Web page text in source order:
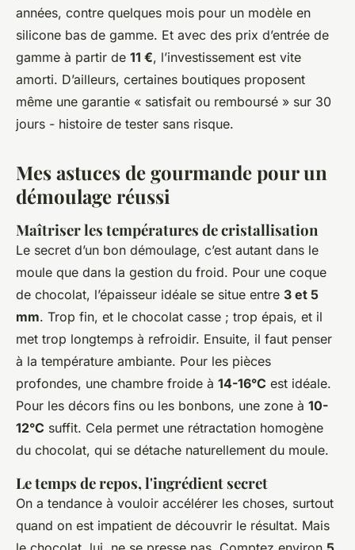
années, contre quelques mois pour un modèle en
silicone bas de gamme. Et avec des prix d’entrée de
gamme à partir de 11 €, l’investissement est vite
amorti. D’ailleurs, certaines boutiques proposent
même une garantie « satisfait ou remboursé » sur 30
jours - histoire de tester sans risque.
Mes astuces de gourmande pour un
démoulage réussi
Maîtriser les températures de cristallisation
Le secret d’un bon démoulage, c’est autant dans le
moule que dans la gestion du froid. Pour une coque
de chocolat, l’épaisseur idéale se situe entre 3 et 5
mm. Trop fin, et le chocolat casse ; trop épais, et il
met trop longtemps à refroidir. Ensuite, il faut penser
à la température ambiante. Pour les pièces
profondes, une chambre froide à 14-16°C est idéale.
Pour les décors fins ou les bonbons, une zone à 10-
12°C suffit. Cela permet une rétractation homogène
du chocolat, qui se détache naturellement du moule.
Le temps de repos, l'ingrédient secret
On a tendance à vouloir accélérer les choses, surtout
quand on est impatient de découvrir le résultat. Mais